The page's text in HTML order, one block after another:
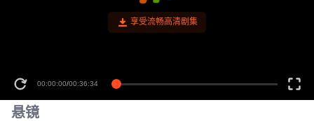
享受流畅高清剧集
00:00:00/00:36:34
悬镜